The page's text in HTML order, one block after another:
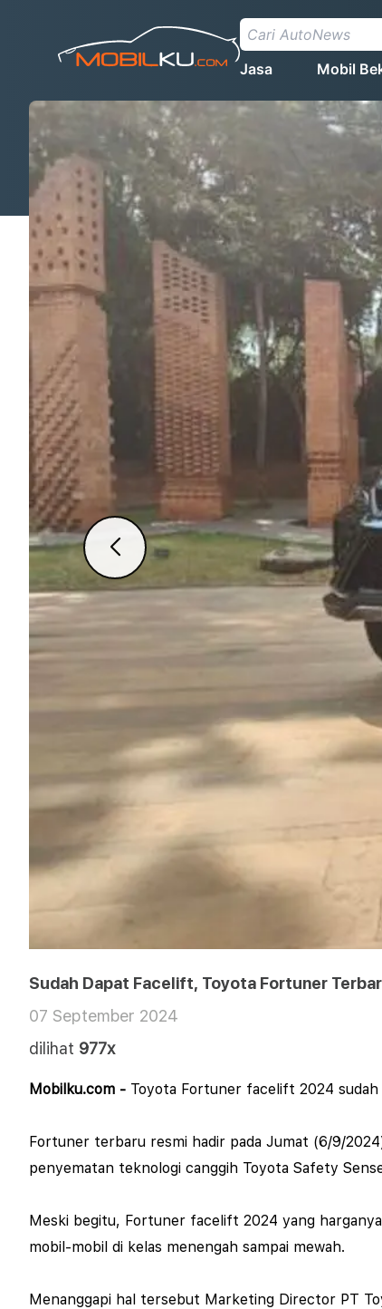
Jasa Mobil
Sudah Dapat Facelift, Toyota Fortuner
07 September 2024
dilihat 977x
Mobilku.com - Toyota Fortuner facelift 2024
Fortuner terbaru resmi hadir pada Jumat (6/9/
penyematan teknologi canggih Toyota Safety
Meski begitu, Fortuner facelift 2024 yang
mobil-mobil di kelas menengah sampai mewah.
Menanggapi hal tersebut Marketing Director PT